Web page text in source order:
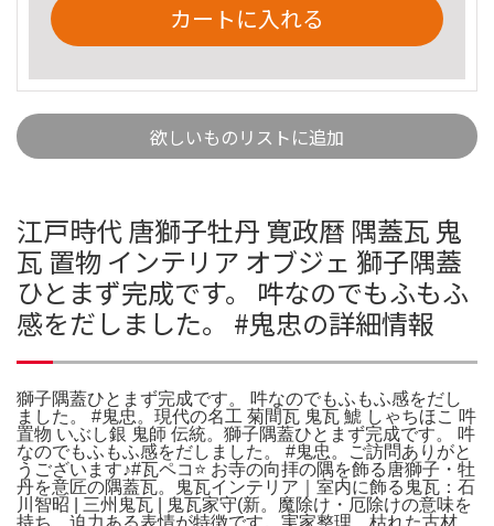
カートに入れる
欲しいものリストに追加
江戸時代 唐獅子牡丹 寛政暦 隅蓋瓦 鬼
瓦 置物 インテリア オブジェ 獅子隅蓋
ひとまず完成です。 吽なのでもふもふ
感をだしました。 #鬼忠の詳細情報
獅子隅蓋ひとまず完成です。 吽なのでもふもふ感をだし
ました。 #鬼忠。現代の名工 菊間瓦 鬼瓦 鯱 しゃちほこ 吽
置物 いぶし銀 鬼師 伝統。獅子隅蓋ひとまず完成です。 吽
なのでもふもふ感をだしました。 #鬼忠。ご訪問ありがと
うございます♪#瓦ペコ⭐️ お寺の向拝の隅を飾る唐獅子・牡
丹を意匠の隅蓋瓦。鬼瓦インテリア｜室内に飾る鬼瓦：石
川智昭 | 三州鬼瓦 | 鬼瓦家守(新。魔除け・厄除けの意味を
持ち、迫力ある表情が特徴です。実家整理 枯れた古材